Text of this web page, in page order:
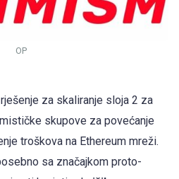
OP
za skaliranje sloja 2 za
skupove za povećanje
troškova na Ethereum mreži.
sa značajkom proto-